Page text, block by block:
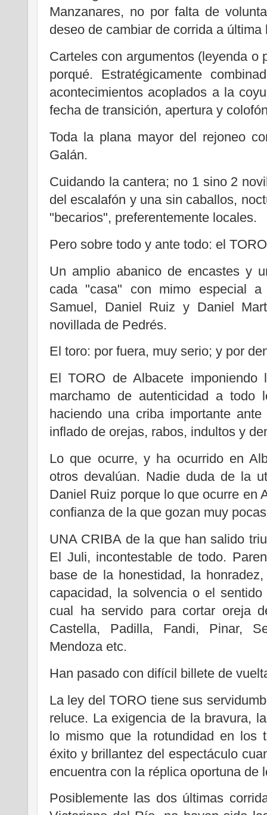
Manzanares, no por falta de
deseo de cambiar de corrida a
Carteles con argumentos (leyenda o
porqué. Estratégicamente
acontecimientos acoplados a la
fecha de transición, apertura y
Toda la plana mayor del rejoneo
Galán.
Cuidando la cantera; no 1 sino 2
del escalafón y una sin caballos,
"becarios", preferentemente locales.
Pero sobre todo y ante todo: el
Un amplio abanico de encastes y
cada "casa" con mimo especial
Samuel, Daniel Ruiz y Daniel
novillada de Pedrés.
El toro: por fuera, muy serio; y por
El TORO de Albacete
marchamo de autenticidad a
haciendo una criba importante
inflado de orejas, rabos, indultos y
Lo que ocurre, y ha ocurrido en
otros devalúan. Nadie duda de la
Daniel Ruiz porque lo que ocurre en
confianza de la que gozan muy
UNA CRIBA de la que han salido
El Juli, incontestable de todo.
base de la honestidad, la
capacidad, la solvencia o el
cual ha servido para cortar oreja
Castella, Padilla, Fandi, Pinar,
Mendoza etc.
Han pasado con difícil billete de
La ley del TORO tiene sus
reluce. La exigencia de la bravura,
lo mismo que la rotundidad en los
éxito y brillantez del espectáculo
encuentra con la réplica oportuna de
Posiblemente las dos últimas